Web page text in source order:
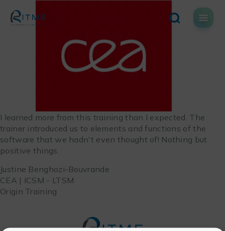
content
I learned more from this training than I expected. The
trainer introduced us to elements and functions of the
software that we hadn't even thought of! Nothing but
positive things.
Justine Benghozi-Bouvrande
CEA | ICSM - LTSM
Origin Training